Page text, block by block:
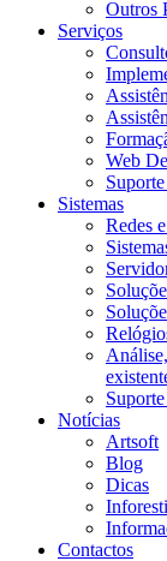
Outros
Serviços
Web
Sistemas
Redes
Notícias
Artsoft
Blog
Dicas
Contactos